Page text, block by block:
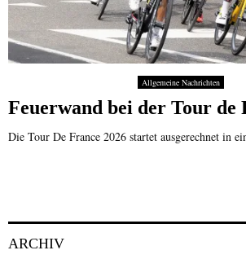
Allgemeine Nachrichten
Feuerwand bei der Tour de
Die Tour De France 2026 startet ausgerechnet in
ARCHIV